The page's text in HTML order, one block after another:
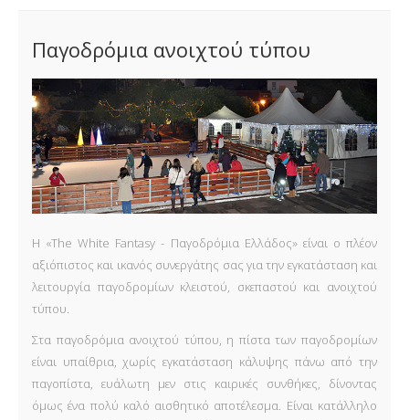
Παγοδρόμια ανοιχτού τύπου
Η «The White Fantasy - Παγοδρόμια Ελλάδος» είναι ο πλέον
αξιόπιστος και ικανός συνεργάτης σας για την εγκατάσταση και
λειτουργία παγοδρομίων κλειστού, σκεπαστού και ανοιχτού
τύπου.
Στα παγοδρόμια ανοιχτού τύπου, η πίστα των παγοδρομίων
είναι υπαίθρια, χωρίς εγκατάσταση κάλυψης πάνω από την
παγοπίστα, ευάλωτη μεν στις καιρικές συνθήκες, δίνοντας
όμως ένα πολύ καλό αισθητικό αποτέλεσμα. Είναι κατάλληλο